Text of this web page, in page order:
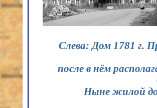
Слева: Дом 1781 г.
после в нём
Ныне жилой